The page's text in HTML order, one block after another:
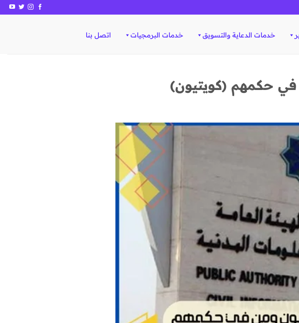
خدمات الدعاية والتسويق خدمات البرمجيات اتصل بنا
في حكمهم (كويتيون)